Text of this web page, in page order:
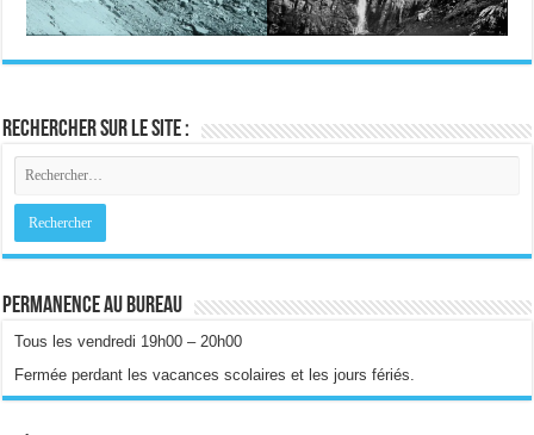
Rechercher sur le site :
Permanence au bureau
Tous les vendredi 19h00 – 20h00
Fermée perdant les vacances scolaires et les jours fériés.